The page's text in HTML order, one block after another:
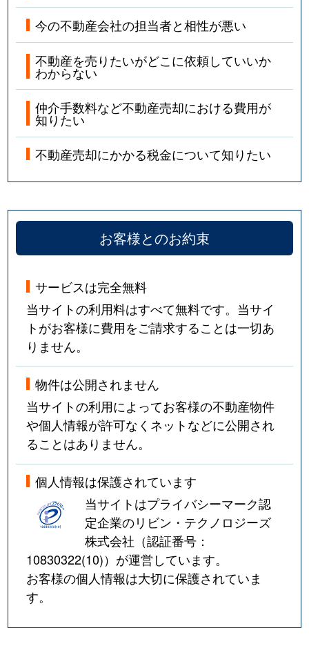
今の不動産会社の担当者と相性が悪い
不動産を売りたいがどこに依頼していいか
わからない
仲介手数料など不動産売却における費用が
知りたい
不動産売却にかかる税金について知りたい
お客様とのお約束
サービスは完全無料
当サイトの利用料はすべて無料です。当サイ
トがお客様に費用をご請求することは一切あ
りません。
物件は公開されません
当サイトの利用によってお客様の不動産物件
や個人情報が許可なくネットなどに公開され
ることはありません。
個人情報は保護されています
当サイトはプライバシーマーク認
定企業のリビン・テクノロジーズ
株式会社（認証番号：
10830322(10)）が運営しています。
お客様の個人情報は大切に保護されていま
す。